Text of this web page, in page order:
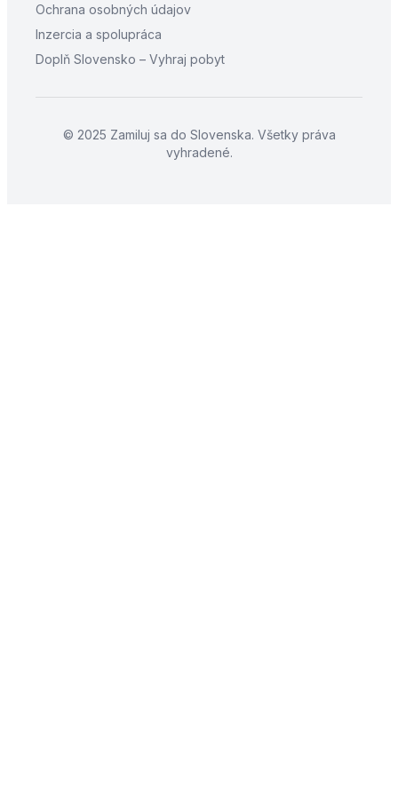
Ochrana osobných údajov
Inzercia a spolupráca
Doplň Slovensko – Vyhraj pobyt
© 2025 Zamiluj sa do Slovenska. Všetky práva
vyhradené.